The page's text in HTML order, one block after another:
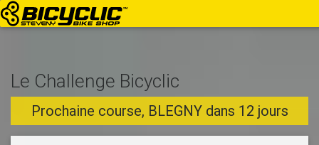
Le Challenge Bicyclic
Prochaine course, BLEGNY dans 12 jours